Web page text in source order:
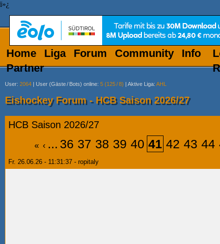
ï»¿
Home Liga Forum Community
Info
Partner
User: 2064 | User (Gäste/ Bots) online: 5 (125/8) | Aktive Liga: AHL
Eishockey Forum - HCB Saison 2026/27
HCB Saison 2026/27
« ‹ ... 36 37 38 39 40 41 42 43 44
Fr. 26.06.26 - 11:31:37 - ropitaly